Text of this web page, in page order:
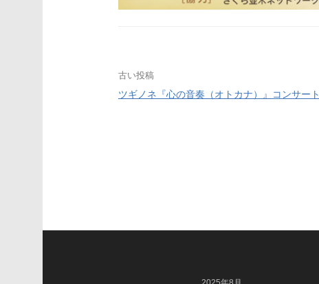
投
古い投稿
ツギノネ『心の音奏（オトカナ）』コンサート